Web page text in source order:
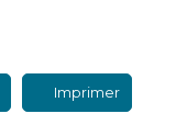
Imprimer